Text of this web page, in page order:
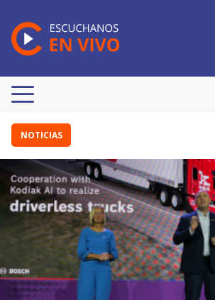
NOTICIAS